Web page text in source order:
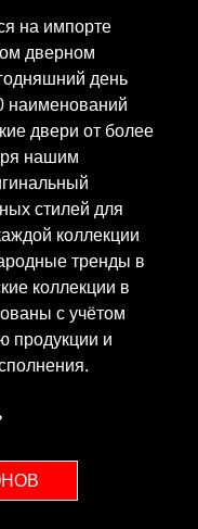
на импорте
дверном
день
наименований
двери от более
нашим
стилей для
коллекции
тренды в
коллекции в
с учётом
продукции и